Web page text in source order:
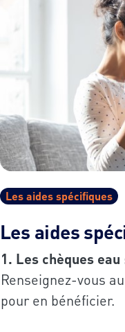
Les aides spécifiques
Les aides
1. Les chèques eau
Renseignez-vous
pour en bénéficier.​